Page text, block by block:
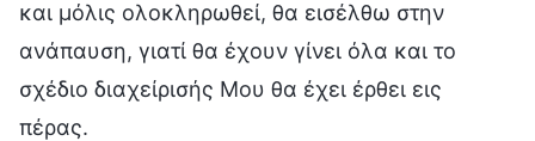
και μόλις ολοκληρωθεί, θα εισέλθω στην
ανάπαυση, γιατί θα έχουν γίνει όλα και το
σχέδιο διαχείρισής Μου θα έχει έρθει εις
πέρας.